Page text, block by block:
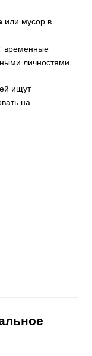
или мусор в
: временные
личностями.
ищут
на